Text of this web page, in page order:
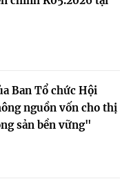
Ban Tổ chức Hội
nguồn vốn cho thị
sản bền vững"